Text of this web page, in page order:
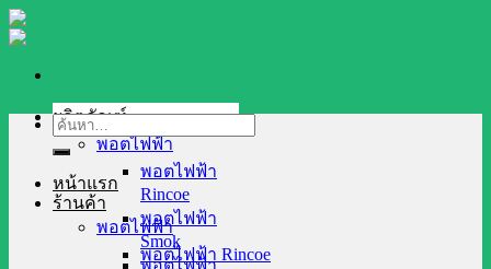
Skip
to
ผลิตภัณฑ์
พอตไฟฟ้า
พอตไฟฟ้า
Rincoe
พอตไฟฟ้า
Smok
พอตไฟฟ้า
ค้นหา:
หน้าแรก
ร้านค้า
พอตไฟฟ้า
พอตไฟฟ้า Rincoe